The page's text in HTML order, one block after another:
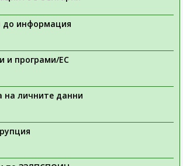
до информация
и програми/ЕС
на личните данни